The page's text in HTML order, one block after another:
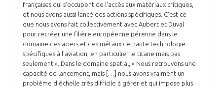
LA MÉDIATION AU-DELÀ DE LA FILIÈRE AÉRONAUTIQUE ET SPATIALE
PRENDRE CONTACT AVEC LE MÉDIATEUR DE LA FILIÈRE
LES ENJEUX
COMPÉTITIVITÉ
EMPLOI & FORMATION
LES PUBLICATIONS
DOCUMENTS & BROCHURES
françaises qui s'occupent de l'accès aux matériaux critiques,
et nous avons aussi lancé des actions spécifiques. C'est ce
que nous avons fait collectivement avec Aubert et Duval
pour recréer une filière européenne pérenne dans le
domaine des aciers et des métaux de haute technologie
spécifiques à l'aviation, en particulier le titane mais pas
seulement ». Dans le domaine spatial, « Nous retrouvons une
capacité de lancement, mais […] nous avons vraiment un
problème d'échelle très difficile à gérer et qui impose plus